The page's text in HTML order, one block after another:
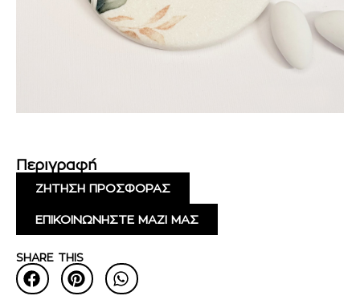
Περιγραφή
ΖΗΤΗΣΗ ΠΡΟΣΦΟΡΑΣ
ΕΠΙΚΟΙΝΩΝΗΣΤΕ ΜΑΖΙ ΜΑΣ
SHARE THIS